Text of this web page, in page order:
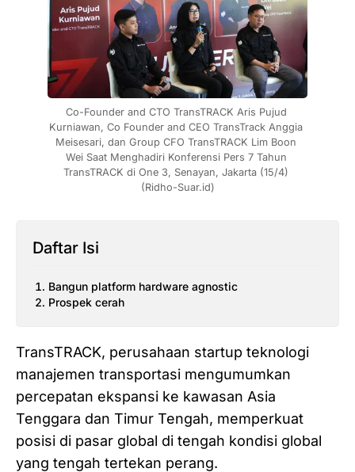
Co-Founder and CTO TransTRACK Aris Pujud
Kurniawan, Co Founder and CEO TransTrack Anggia
Meisesari, dan Group CFO TransTRACK Lim Boon
Wei Saat Menghadiri Konferensi Pers 7 Tahun
TransTRACK di One 3, Senayan, Jakarta (15/4)
(Ridho-Suar.id)
Daftar Isi
Bangun platform hardware agnostic
Prospek cerah
TransTRACK, perusahaan startup teknologi
manajemen transportasi mengumumkan
percepatan ekspansi ke kawasan Asia
Tenggara dan Timur Tengah, memperkuat
posisi di pasar global di tengah kondisi global
yang tengah tertekan perang.